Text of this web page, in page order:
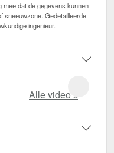
mee dat de gegevens kunnen
sneeuwzone. Gedetailleerde
ingenieur.
Alle video‘s